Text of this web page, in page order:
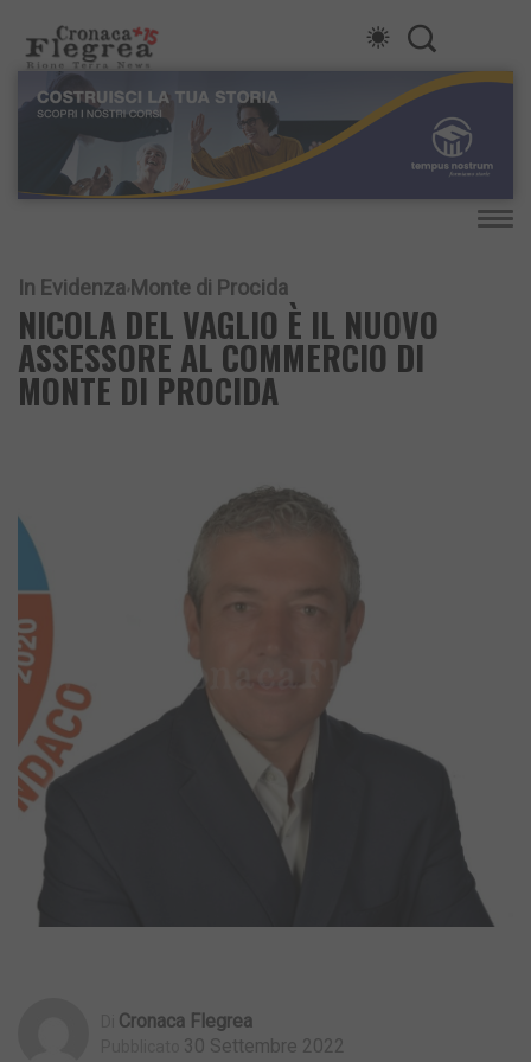
In Evidenza Monte di Procida
NICOLA DEL VAGLIO È IL NUOVO
ASSESSORE AL COMMERCIO DI
MONTE DI PROCIDA
Cronaca Flegrea
30 Settembre 2022